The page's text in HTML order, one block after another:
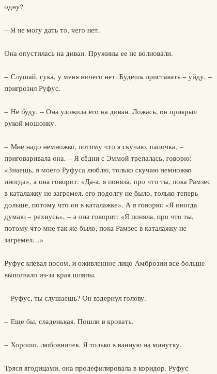
одну?
– Я не могу дать то, чего нет.
Она опустилась на диван. Пружины ее не волновали.
– Слушай, сука, у меня ничего нет. Будешь приставать – уйду, –
пригрозил Руфус.
– Не буду. – Она уложила его на диван. Ложась, он прикрыл
рукой мошонку.
– Мне надо немножко, потому что я скучаю, папочка, –
приговаривала она. – Я сёдни с Эммой трепалась, говорю:
«Знаешь, я моего Руфуса люблю, только скучаю немножко
иногда», а она говорит: «Да-а, я поняла, про что ты, пока Рамзес
в каталажку не загремел, его подолгу не было, только теперь
дольше, потому что он в каталажке». А я говорю: «Я иногда
думаю – рехнусь», – а она говорит: «Я поняла, про что ты,
потому что мне так же было, пока Рамзес в каталажку не
загремел…»
Руфус клевал носом, и оживленное лицо Амброзии все больше
выползало из-за края шляпы.
– Руфус, ты слушаешь? Он вздернул голову.
– Еще бы, сладенькая. Пошли в кровать.
– Хорошо, любовничек. Я только в ванную на минутку.
Тряся ягодицами, она продефилировала в коридор. Руфус